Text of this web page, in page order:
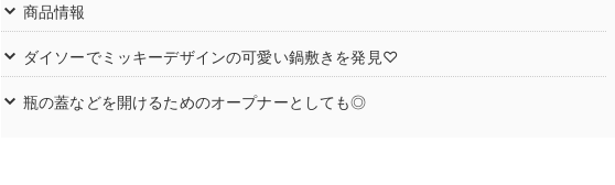
商品情報
ダイソーでミッキーデザインの可愛い鍋敷きを発見♡
瓶の蓋などを開けるためのオープナーとしても◎